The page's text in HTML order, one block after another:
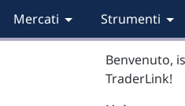
Mercati Strumenti
Benvenuto,
TraderLink!